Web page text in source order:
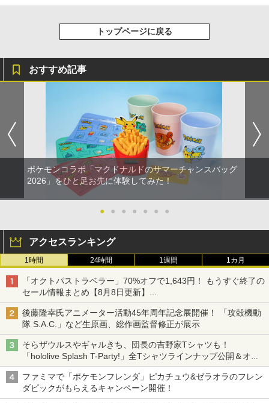
トップページに戻る
おすすめ記事
ポケモンコラボ「マクドナルドのサマーチャンスバッグ
2026」をひと足お先に体験してみた！
● ● ● ● ● ● ●
アクセスランキング
1時間 24時間 1週間 1カ月
「オクトパストラベラー」70%オフで1,643円！ もうすぐ終了の
セール情報まとめ【8月8日更新】
ニンテンドーeショップでは「大神 絶景版」が67%オフで990円
後藤隆幸氏アニメーター活動45年周年記念展開催！ 「攻殻機動
隊 S.A.C.」など生原画、総作画監督修正が展示
そらザウルスやギャルきち、団長の吉野家Tシャツも！
「hololive Splash T-Party!」全Tシャツラインナップ公開＆オン
ライン販売開始
ファミマで「ポケモンフレンダ」ピカチュウ&ゼラオラのフレン
ダピックがもらえるキャンペーン開催！